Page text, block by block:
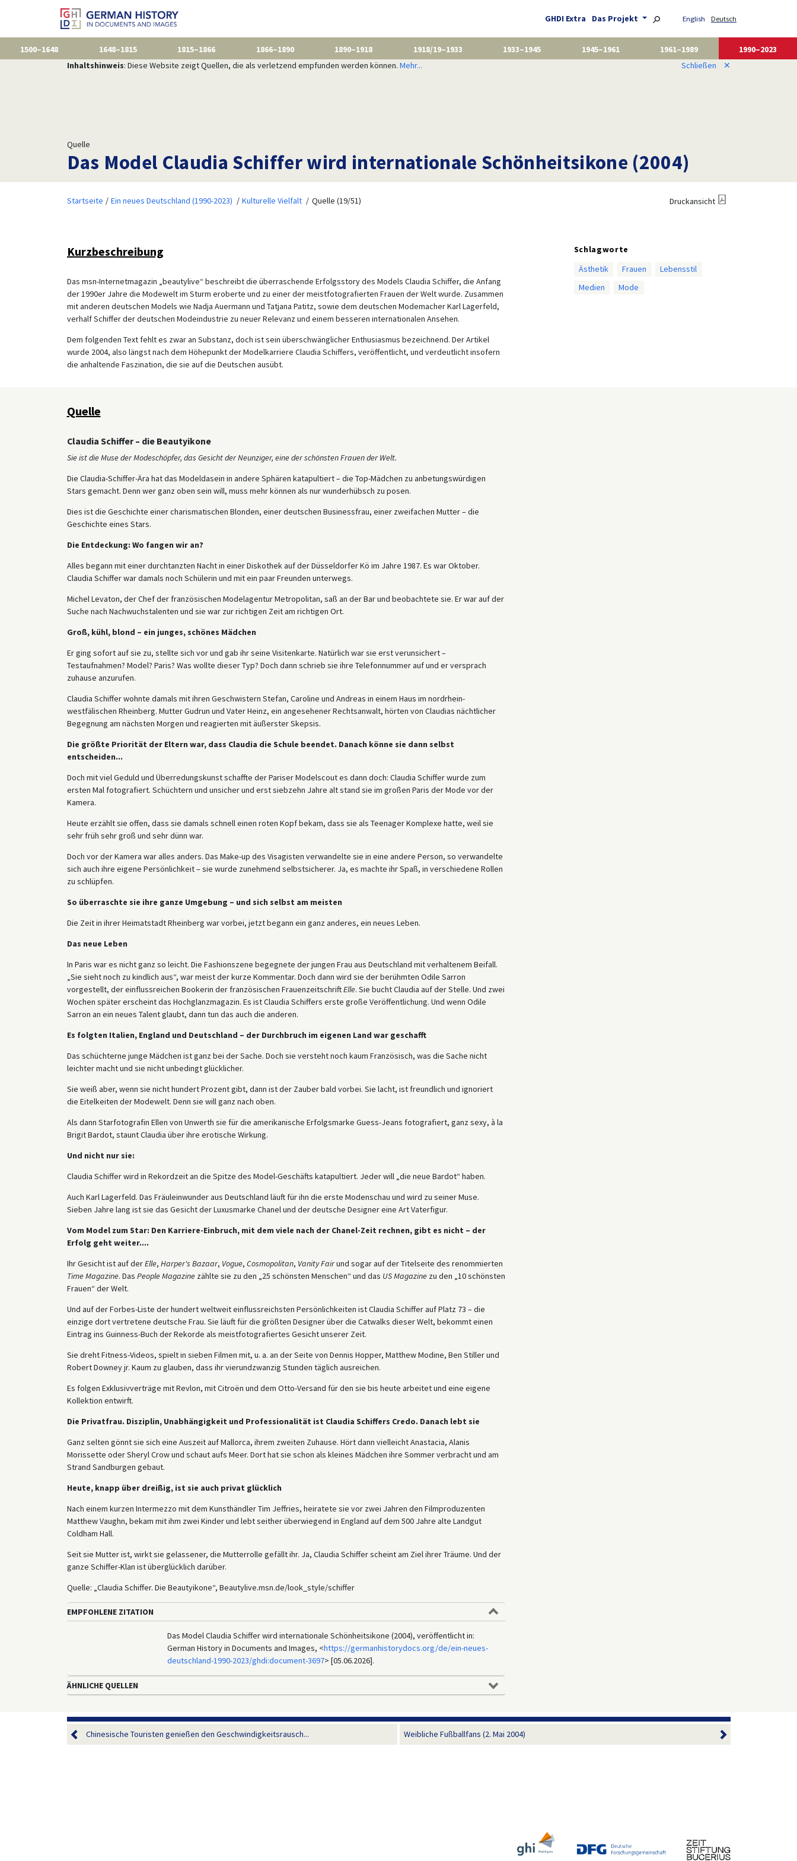
GHDI Extra Das Projekt English Deutsch
1500–1648 1648–1815 1815–1866 1866–1890 1890–1918 1918/19–1933 1933–1945 1945–1961 1961–1989
1990–2023
Inhaltshinweis: Diese Website zeigt Quellen, die als verletzend empfunden werden können. Mehr... Schließen ✕
Quelle
Das Model Claudia Schiffer wird internationale Schönheitsikone (2004)
Startseite Ein neues Deutschland (1990-2023) Kulturelle Vielfalt Quelle (19/51) Druckansicht
Kurzbeschreibung
Das msn-Internetmagazin „beautylive“ beschreibt die überraschende Erfolgsstory des Models Claudia Schiffer, die Anfang
der 1990er Jahre die Modewelt im Sturm eroberte und zu einer der meistfotografierten Frauen der Welt wurde. Zusammen
mit anderen deutschen Models wie Nadja Auermann und Tatjana Patitz, sowie dem deutschen Modemacher Karl Lagerfeld,
verhalf Schiffer der deutschen Modeindustrie zu neuer Relevanz und einem besseren internationalen Ansehen.
Dem folgenden Text fehlt es zwar an Substanz, doch ist sein überschwänglicher Enthusiasmus bezeichnend. Der Artikel
wurde 2004, also längst nach dem Höhepunkt der Modelkarriere Claudia Schiffers, veröffentlicht, und verdeutlicht insofern
die anhaltende Faszination, die sie auf die Deutschen ausübt.
Schlagworte
Ästhetik
Frauen
Lebensstil
Medien
Mode
Quelle
Claudia Schiffer – die Beautyikone
Sie ist die Muse der Modeschöpfer, das Gesicht der Neunziger, eine der schönsten Frauen der Welt.
Die Claudia-Schiffer-Ära hat das Modeldasein in andere Sphären katapultiert – die Top-Mädchen zu anbetungswürdigen
Stars gemacht. Denn wer ganz oben sein will, muss mehr können als nur wunderhübsch zu posen.
Dies ist die Geschichte einer charismatischen Blonden, einer deutschen Businessfrau, einer zweifachen Mutter – die
Geschichte eines Stars.
Die Entdeckung: Wo fangen wir an?
Alles begann mit einer durchtanzten Nacht in einer Diskothek auf der Düsseldorfer Kö im Jahre 1987. Es war Oktober.
Claudia Schiffer war damals noch Schülerin und mit ein paar Freunden unterwegs.
Michel Levaton, der Chef der französischen Modelagentur Metropolitan, saß an der Bar und beobachtete sie. Er war auf der
Suche nach Nachwuchstalenten und sie war zur richtigen Zeit am richtigen Ort.
Groß, kühl, blond – ein junges, schönes Mädchen
Er ging sofort auf sie zu, stellte sich vor und gab ihr seine Visitenkarte. Natürlich war sie erst verunsichert –
Testaufnahmen? Model? Paris? Was wollte dieser Typ? Doch dann schrieb sie ihre Telefonnummer auf und er versprach
zuhause anzurufen.
Claudia Schiffer wohnte damals mit ihren Geschwistern Stefan, Caroline und Andreas in einem Haus im nordrhein-
westfälischen Rheinberg. Mutter Gudrun und Vater Heinz, ein angesehener Rechtsanwalt, hörten von Claudias nächtlicher
Begegnung am nächsten Morgen und reagierten mit äußerster Skepsis.
Die größte Priorität der Eltern war, dass Claudia die Schule beendet. Danach könne sie dann selbst
entscheiden...
Doch mit viel Geduld und Überredungskunst schaffte der Pariser Modelscout es dann doch: Claudia Schiffer wurde zum
ersten Mal fotografiert. Schüchtern und unsicher und erst siebzehn Jahre alt stand sie im großen Paris der Mode vor der
Kamera.
Heute erzählt sie offen, dass sie damals schnell einen roten Kopf bekam, dass sie als Teenager Komplexe hatte, weil sie
sehr früh sehr groß und sehr dünn war.
Doch vor der Kamera war alles anders. Das Make-up des Visagisten verwandelte sie in eine andere Person, so verwandelte
sich auch ihre eigene Persönlichkeit – sie wurde zunehmend selbstsicherer. Ja, es machte ihr Spaß, in verschiedene Rollen
zu schlüpfen.
So überraschte sie ihre ganze Umgebung – und sich selbst am meisten
Die Zeit in ihrer Heimatstadt Rheinberg war vorbei, jetzt begann ein ganz anderes, ein neues Leben.
Das neue Leben
In Paris war es nicht ganz so leicht. Die Fashionszene begegnete der jungen Frau aus Deutschland mit verhaltenem Beifall.
„Sie sieht noch zu kindlich aus“, war meist der kurze Kommentar. Doch dann wird sie der berühmten Odile Sarron
vorgestellt, der einflussreichen Bookerin der französischen FrauenzeitschriftElle. Sie bucht Claudia auf der Stelle. Und zwei
Wochen später erscheint das Hochglanzmagazin. Es ist Claudia Schiffers erste große Veröffentlichung. Und wenn Odile
Sarron an ein neues Talent glaubt, dann tun das auch die anderen.
Es folgten Italien, England und Deutschland – der Durchbruch im eigenen Land war geschafft
Das schüchterne junge Mädchen ist ganz bei der Sache. Doch sie versteht noch kaum Französisch, was die Sache nicht
leichter macht und sie nicht unbedingt glücklicher.
Sie weiß aber, wenn sie nicht hundert Prozent gibt, dann ist der Zauber bald vorbei. Sie lacht, ist freundlich und ignoriert
die Eitelkeiten der Modewelt. Denn sie will ganz nach oben.
Als dann Starfotografin Ellen von Unwerth sie für die amerikanische Erfolgsmarke Guess-Jeans fotografiert, ganz sexy, à la
Brigit Bardot, staunt Claudia über ihre erotische Wirkung.
Und nicht nur sie:
Claudia Schiffer wird in Rekordzeit an die Spitze des Model-Geschäfts katapultiert. Jeder will „die neue Bardot“ haben.
Auch Karl Lagerfeld. Das Fräuleinwunder aus Deutschland läuft für ihn die erste Modenschau und wird zu seiner Muse.
Sieben Jahre lang ist sie das Gesicht der Luxusmarke Chanel und der deutsche Designer eine Art Vaterfigur.
Vom Model zum Star: Den Karriere-Einbruch, mit dem viele nach der Chanel-Zeit rechnen, gibt es nicht – der
Erfolg geht weiter....
Ihr Gesicht ist auf derElle, Harper's Bazaar, Vogue, Cosmopolitan, Vanity Fairund sogar auf der Titelseite des renommierten
Time Magazine. Das People Magazinezählte sie zu den „25 schönsten Menschen“ und das US Magazinezu den „10 schönsten
Frauen“ der Welt.
Und auf der Forbes-Liste der hundert weltweit einflussreichsten Persönlichkeiten ist Claudia Schiffer auf Platz 73 – die
einzige dort vertretene deutsche Frau. Sie läuft für die größten Designer über die Catwalks dieser Welt, bekommt einen
Eintrag ins Guinness-Buch der Rekorde als meistfotografiertes Gesicht unserer Zeit.
Sie dreht Fitness-Videos, spielt in sieben Filmen mit, u. a. an der Seite von Dennis Hopper, Matthew Modine, Ben Stiller und
Robert Downey jr. Kaum zu glauben, dass ihr vierundzwanzig Stunden täglich ausreichen.
Es folgen Exklusivverträge mit Revlon, mit Citroën und dem Otto-Versand für den sie bis heute arbeitet und eine eigene
Kollektion entwirft.
Die Privatfrau. Disziplin, Unabhängigkeit und Professionalität ist Claudia Schiffers Credo. Danach lebt sie
Ganz selten gönnt sie sich eine Auszeit auf Mallorca, ihrem zweiten Zuhause. Hört dann vielleicht Anastacia, Alanis
Morissette oder Sheryl Crow und schaut aufs Meer. Dort hat sie schon als kleines Mädchen ihre Sommer verbracht und am
Strand Sandburgen gebaut.
Heute, knapp über dreißig, ist sie auch privat glücklich
Nach einem kurzen Intermezzo mit dem Kunsthändler Tim Jeffries, heiratete sie vor zwei Jahren den Filmproduzenten
Matthew Vaughn, bekam mit ihm zwei Kinder und lebt seither überwiegend in England auf dem 500 Jahre alte Landgut
Coldham Hall.
Seit sie Mutter ist, wirkt sie gelassener, die Mutterrolle gefällt ihr. Ja, Claudia Schiffer scheint am Ziel ihrer Träume. Und der
ganze Schiffer-Klan ist überglücklich darüber.
Quelle: „Claudia Schiffer. Die Beautyikone“, Beautylive.msn.de/look_style/schiffer
EMPFOHLENE ZITATION
Das Model Claudia Schiffer wird internationale Schönheitsikone (2004), veröffentlicht in:
German History in Documents and Images, <https://germanhistorydocs.org/de/ein-neues-
deutschland-1990-2023/ghdi:document-3697> [05.06.2026].
ÄHNLICHE QUELLEN
Chinesische Touristen genießen den Geschwindigkeitsrausch... Weibliche Fußballfans (2. Mai 2004)